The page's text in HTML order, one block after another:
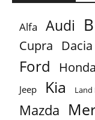
Alfa Audi
Cupra Dacia
Ford Honda
Jeep Kia Land
Mazda